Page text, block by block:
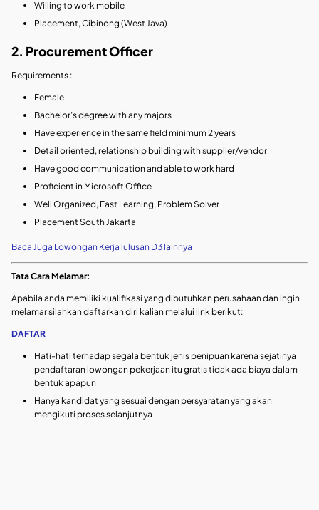
Willing to work mobile
Placement, Cibinong (West Java)
2. Procurement Officer
Requirements :
Female
Bachelor’s degree with any majors
Have experience in the same field minimum 2 years
Detail oriented, relationship building with supplier/vendor
Have good communication and able to work hard
Proficient in Microsoft Office
Well Organized, Fast Learning, Problem Solver
Placement South Jakarta
Baca Juga Lowongan Kerja lulusan D3 lainnya
Tata Cara Melamar:
Apabila anda memiliki kualifikasi yang dibutuhkan perusahaan dan ingin
melamar silahkan daftarkan diri kalian melalui link berikut:
DAFTAR
Hati-hati terhadap segala bentuk jenis penipuan karena sejatinya
pendaftaran lowongan pekerjaan itu gratis tidak ada biaya dalam
bentuk apapun
Hanya kandidat yang sesuai dengan persyaratan yang akan
mengikuti proses selanjutnya